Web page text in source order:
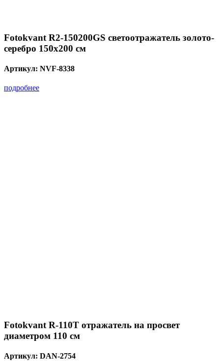
Fotokvant R2-150200GS светоотражатель золото-
серебро 150х200 см
Артикул: NVF-8338
подробнее
Fotokvant R-110T отражатель на просвет
диаметром 110 см
Артикул: DAN-2754